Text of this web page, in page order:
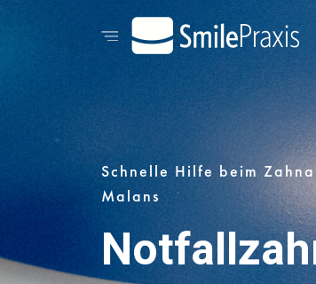
Schnelle Hilfe beim
Malans